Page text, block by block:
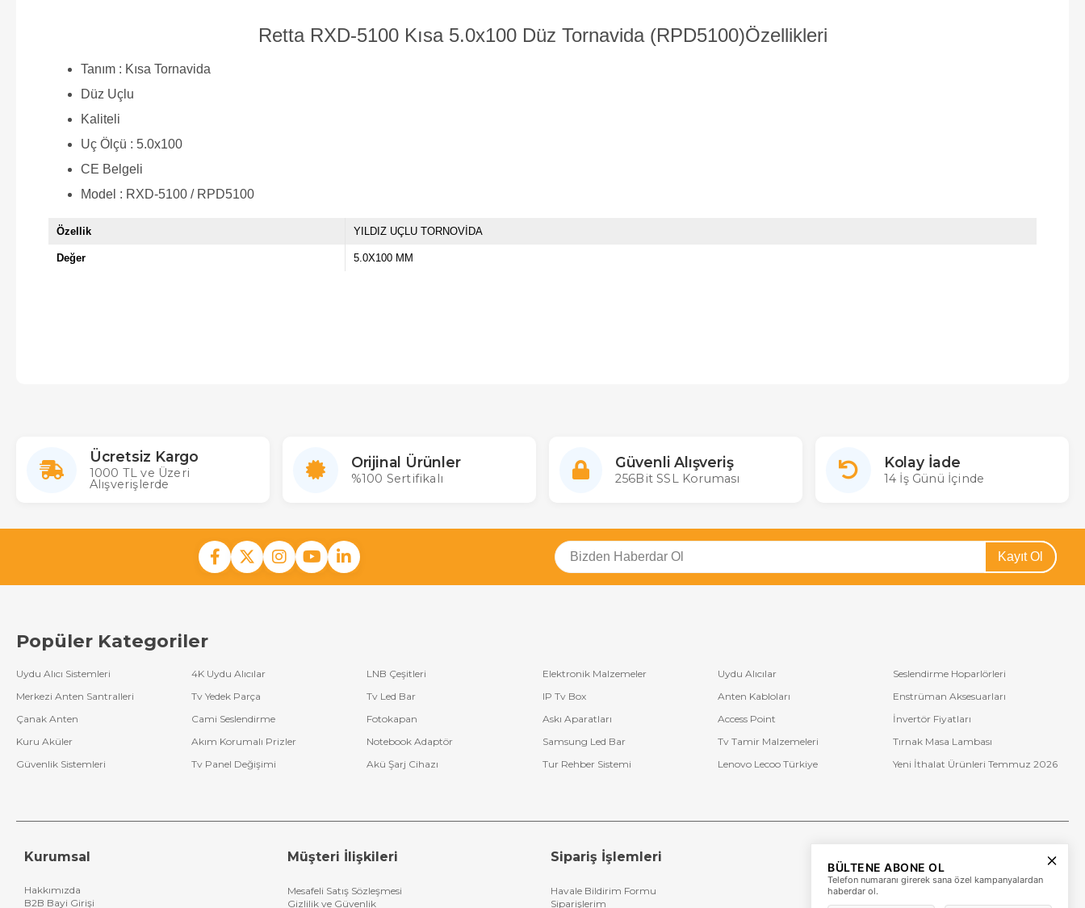
Retta RXD-5100 Kısa 5.0x100 Düz Tornavida (RPD5100)Özellikleri
Tanım : Kısa Tornavida
Düz Uçlu
Kaliteli
Uç Ölçü : 5.0x100
CE Belgeli
Model : RXD-5100 / RPD5100
Özellik YILDIZ UÇLU TORNOVİDA
Değer 5.0X100 MM
Ücretsiz Kargo
1000 TL ve Üzeri
Alışverişlerde
Orijinal Ürünler
%100 Sertifikalı
Güvenli Alışveriş
256Bit SSL Koruması
Kolay İade
14 İş Günü İçinde
Kayıt Ol
Popüler Kategoriler
Uydu Alıcı Sistemleri 4K Uydu Alıcılar LNB Çeşitleri Elektronik Malzemeler Uydu Alıcılar
Seslendirme Hoparlörleri
Merkezi Anten Santralleri
Tv Yedek Parça Tv Led Bar IP Tv Box Anten Kabloları
Enstrüman Aksesuarları
Çanak Anten
Cami Seslendirme Fotokapan Askı Aparatları Access Point
İnvertör Fiyatları
Kuru Aküler
Akım Korumalı Prizler Notebook Adaptör Samsung Led Bar Tv Tamir Malzemeleri
Tırnak Masa Lambası
Güvenlik Sistemleri
Tv Panel Değişimi Akü Şarj Cihazı Tur Rehber Sistemi Lenovo Lecoo Türkiye Yeni İthalat Ürünleri Temmuz 2026
Kurumsal
Hakkımızda
B2B Bayi Girişi
Müşteri İlişkileri
Mesafeli Satış Sözleşmesi
Gizlilik ve Güvenlik
Sipariş İşlemleri
Havale Bildirim Formu
Siparişlerim
+90 (850) 473 08 08
BÜLTENE ABONE OL
Telefon numaranı girerek sana özel kampanyalardan
haberdar ol.